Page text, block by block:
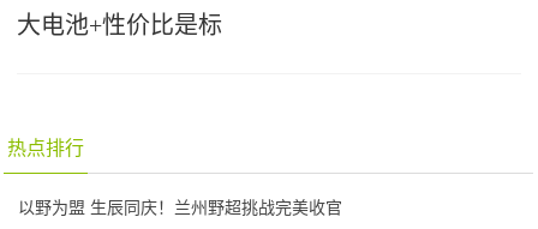
大电池+性价比是标
热点排行
以野为盟 生辰同庆！兰州野超挑战完美收官